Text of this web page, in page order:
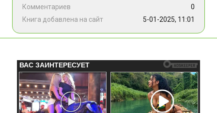
Комментариев
0
Книга добавлена на сайт
5-01-2025, 11:01